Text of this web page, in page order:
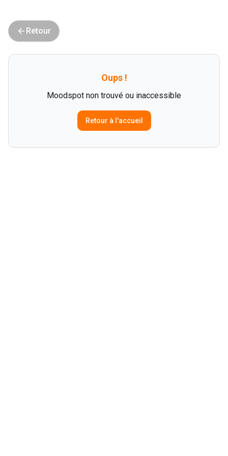
Retour
Oups !
Moodspot non trouvé ou inaccessible
Retour à l'accueil